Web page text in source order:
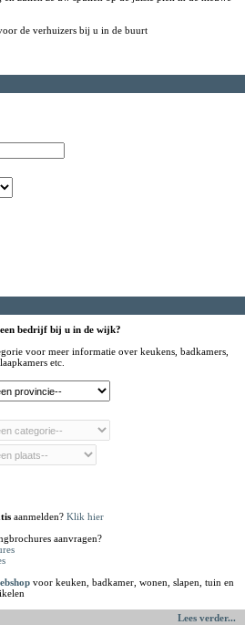
de verhuizers bij u in de buurt
bedrijf bij u in de wijk?
voor meer informatie over keukens, badkamers,
etc.
aanmelden? Klik hier
aanvragen?
voor keuken, badkamer, wonen, slapen, tuin en
Lees verder...